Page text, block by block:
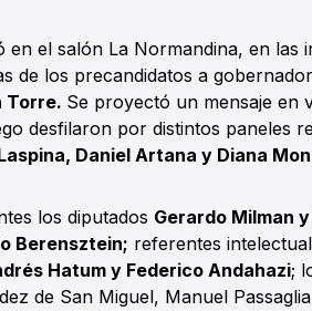
en el salón La Normandina, en las
de los precandidatos a gobernador
Torre. Se proyectó un mensaje en
desfilaron por distintos paneles
Daniel Artana y Diana
los diputados Gerardo Milman
Berensztein; referentes
Hatum y Federico Andahazi;
de San Miguel, Manuel